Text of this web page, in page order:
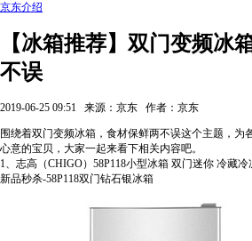
京东介绍
【冰箱推荐】双门变频冰
不误
2019-06-25 09:51 来源：京东 作者：京东
围绕着双门变频冰箱，食材保鲜两不误这个主题，为
心意的宝贝，大家一起来看下相关内容吧。
1、志高（CHIGO）58P118小型冰箱 双门迷你 冷藏
新品秒杀-58P118双门钻石银冰箱